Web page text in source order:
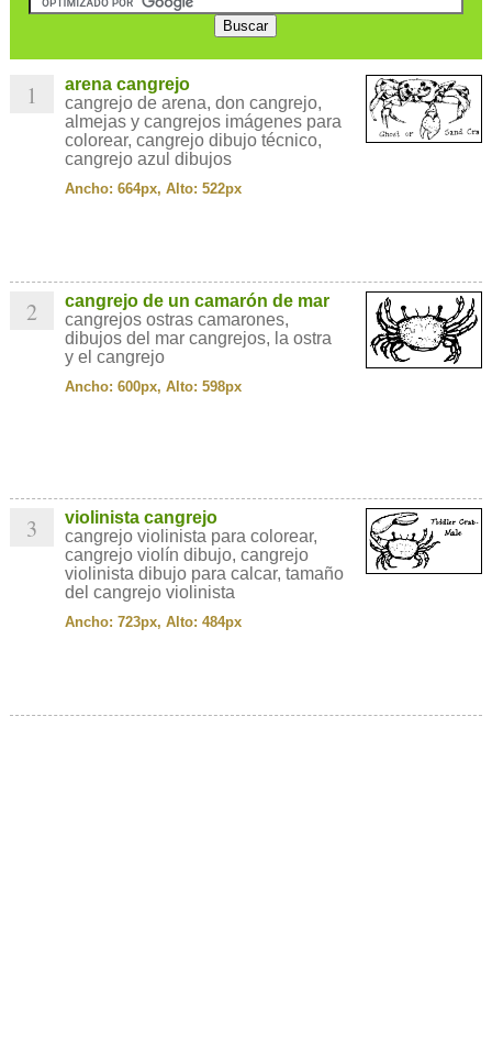
1
arena cangrejo
cangrejo de arena, don cangrejo,
almejas y cangrejos imágenes para
colorear, cangrejo dibujo técnico,
cangrejo azul dibujos
Ancho: 664px, Alto: 522px
2
cangrejo de un camarón de mar
cangrejos ostras camarones,
dibujos del mar cangrejos, la ostra
y el cangrejo
Ancho: 600px, Alto: 598px
3
violinista cangrejo
cangrejo violinista para colorear,
cangrejo violín dibujo, cangrejo
violinista dibujo para calcar, tamaño
del cangrejo violinista
Ancho: 723px, Alto: 484px